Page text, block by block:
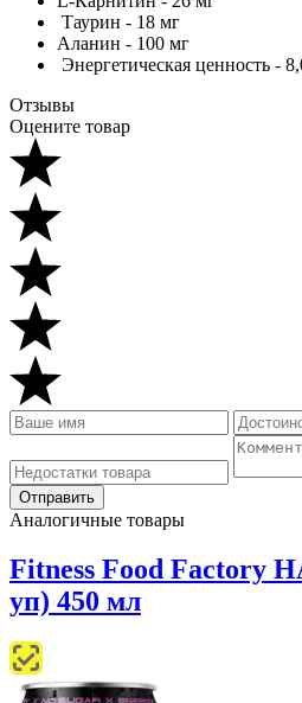
Таурин - 18 мг
Аланин - 100 мг
Энергетическая ценность -
Отзывы
Оцените товар
Аналогичные товары
Fitness Food Factory
уп) 450 мл